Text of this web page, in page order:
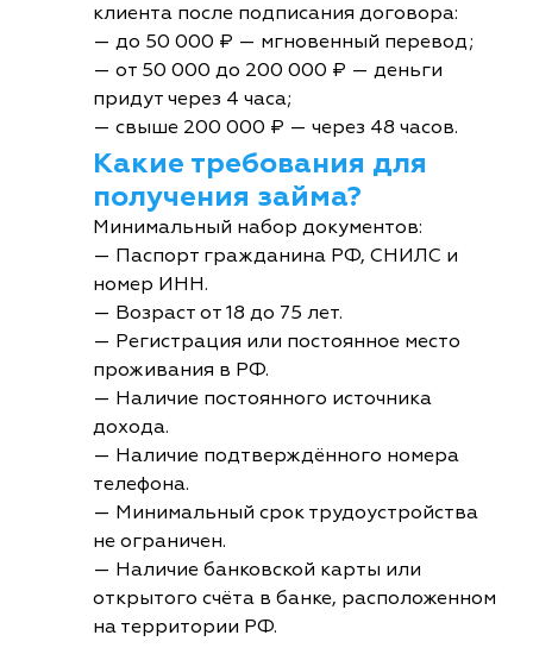
клиента после подписания договора:
— до 50 000 ₽ — мгновенный перевод;
— от 50 000 до 200 000 ₽ — деньги
придут через 4 часа;
— свыше 200 000 ₽ — через 48 часов.
Какие требования для
получения займа?
Минимальный набор документов:
— Паспорт гражданина РФ, СНИЛС и
номер ИНН.
— Возраст от 18 до 75 лет.
— Регистрация или постоянное место
проживания в РФ.
— Наличие постоянного источника
дохода.
— Наличие подтверждённого номера
телефона.
— Минимальный срок трудоустройства
не ограничен.
— Наличие банковской карты или
открытого счёта в банке, расположенном
на территории РФ.